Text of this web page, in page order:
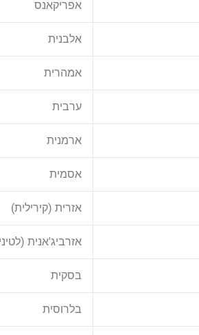
אפריקאנס
אלבנית
אמהרית
ערבית
ארמנית
אסמית
אזרית (קירילית)
אזרביג'אנית
בסקית
בלרוסית